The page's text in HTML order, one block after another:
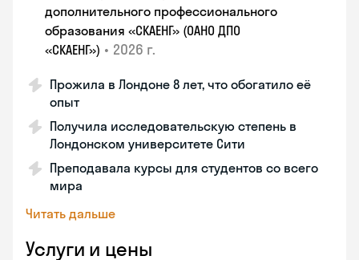
дополнительного профессионального
образования «СКАЕНГ» (ОАНО ДПО
«СКАЕНГ») • 2026 г.
Прожила в Лондоне 8 лет, что обогатило её
опыт
Получила исследовательскую степень в
Лондонском университете Сити
Преподавала курсы для студентов со всего
мира
Читать дальше
Услуги и цены